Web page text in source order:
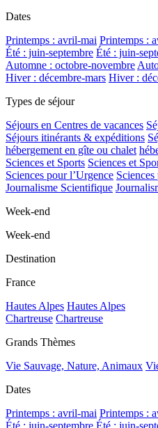
Dates
Printemps : avril-mai Printemps :
Été : juin-septembre Été : juin-
Automne : octobre-novembre
Hiver : décembre-mars Hiver :
Types de séjour
Séjours en Centres de vacances
Séjours itinérants & expéditions
hébergement en gîte ou chalet
Sciences et Sports Sciences et
Sciences pour l’Urgence
Journalisme Scientifique
Week-end
Week-end
Destination
France
Hautes Alpes Hautes Alpes
Chartreuse Chartreuse
Grands Thèmes
Vie Sauvage, Nature, Animaux
Dates
Printemps : avril-mai Printemps :